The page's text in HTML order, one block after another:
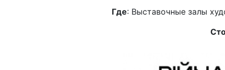
Где: Выставочные залы